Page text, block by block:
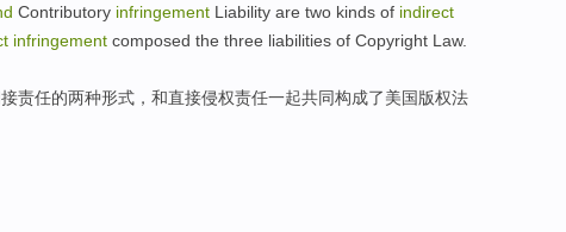
Contributory infringement Liability are two kinds of indirect
infringement composed the three liabilities of Copyright Law.
责任的两种形式， 和直接侵权责任一起共同构成了美国版权法